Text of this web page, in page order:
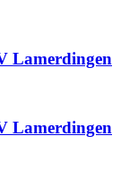
Lamerdingen
Lamerdingen